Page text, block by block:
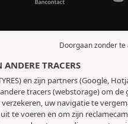
Doorgaan zonder
ANDERE TRACERS
en zijn partners (Google,
tracers (webstorage) om de
uw navigatie te
te voeren en om zijn